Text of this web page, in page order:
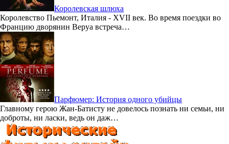
Королевская шлюха
Королевство Пьемонт, Италия - XVII век. Во время поездки во
Францию дворянин Веруа встреча…
Парфюмер: История одного убийцы
Главному герою Жан-Батисту не довелось познать ни семьи, ни
доброты, ни ласки, ведь он даж…